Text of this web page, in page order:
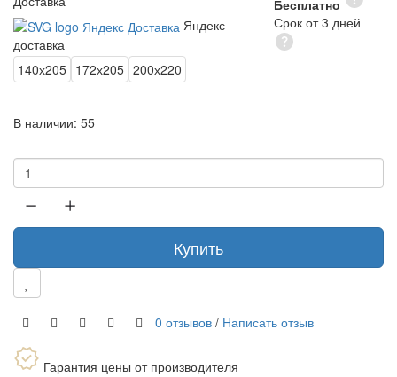
Бесплатно
Яндекс
доставка
Срок от 3 дней
140х205 172х205 200х220
В наличии: 55
Купить
0 отзывов / Написать отзыв
Гарантия цены от производителя